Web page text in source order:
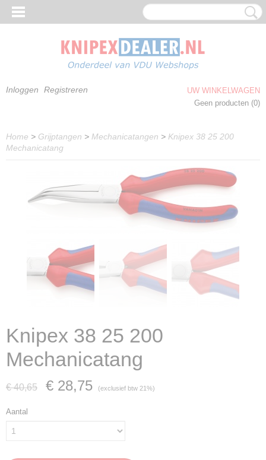
Inloggen Registreren
UW WINKELWAGEN
Geen producten (0)
Home > Grijptangen > Mechanicatangen > Knipex 38 25 200
Mechanicatang
Knipex 38 25 200
Mechanicatang
€ 40,65 € 28,75 (exclusief btw 21%)
Aantal